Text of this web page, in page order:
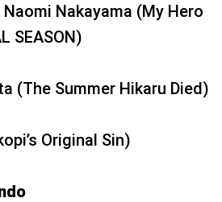
Nakayama (My Hero
SEASON)
(The Summer Hikaru Died)
Original Sin)